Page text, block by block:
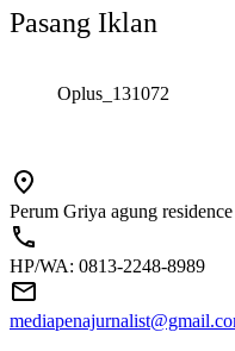
Pasang Iklan
Oplus_131072
Perum Griya agung
HP/WA: 0813-2248-8989